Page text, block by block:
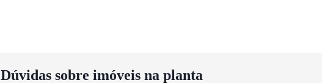
Dúvidas sobre imóveis na planta